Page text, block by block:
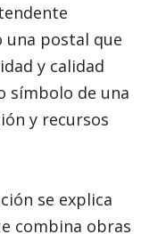
una postal que
y calidad
símbolo de una
y recursos
se explica
combina obras